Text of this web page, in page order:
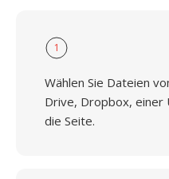
1
Wählen Sie Dateien
Drive, Dropbox, einer
die Seite.